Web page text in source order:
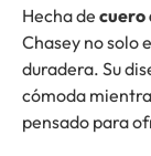
Hecha de cuero
Chasey no solo
duradera. Su
cómoda
pensado para